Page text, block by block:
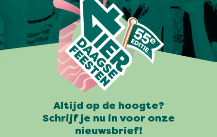
Altijd op de hoogte?
Schrijf je nu in voor onze
nieuwsbrief!